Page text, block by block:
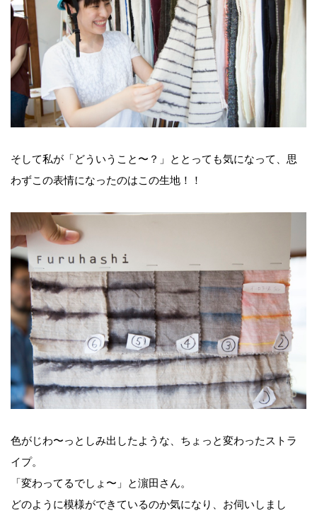
そして私が「どういうこと〜？」ととっても気になって、思
わずこの表情になったのはこの生地！！
色がじわ〜っとしみ出したような、ちょっと変わったストラ
イプ。
「変わってるでしょ〜」と濵田さん。
どのように模様ができているのか気になり、お伺いしまし